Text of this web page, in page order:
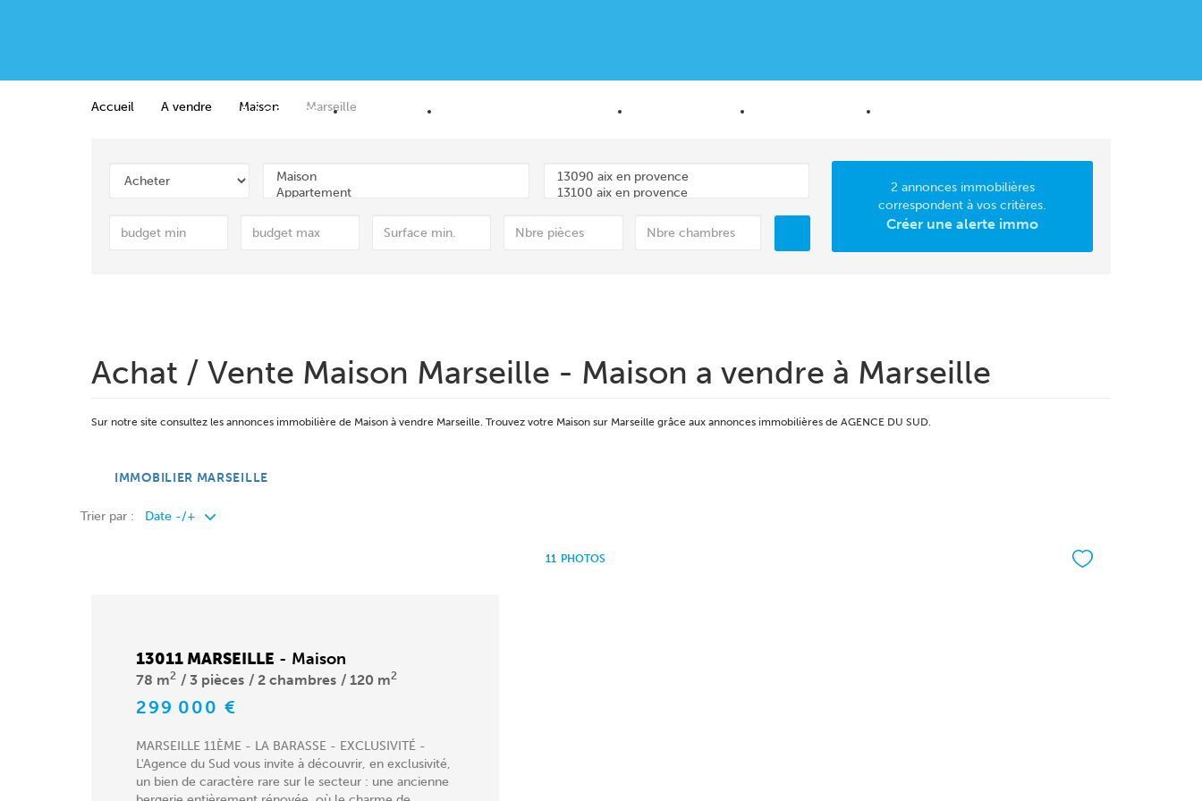
NOS AGENCES
Accueil A vendre Maison Marseille
2 annonces immobilières
correspondent à vos critères.
Créer une alerte immo
Achat / Vente Maison Marseille - Maison a vendre à Marseille
Sur notre site consultez les annonces immobilière de Maison à vendre Marseille. Trouvez votre Maison sur Marseille grâce aux annonces immobilières de AGENCE DU SUD.
IMMOBILIER MARSEILLE
Trier par :
11 PHOTOS
13011 MARSEILLE - Maison
78 m2 3 pièces 2 chambres 120 m2
299 000 €
MARSEILLE 11ÈME - LA BARASSE - EXCLUSIVITÉ -
L'Agence du Sud vous invite à découvrir, en exclusivité,
un bien de caractère rare sur le secteur : une ancienne